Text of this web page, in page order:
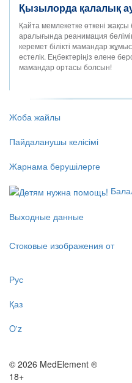
Қызылорда қалалық
Қайта мемлекетке өткені
аралығында реанимация
керемет білікті мамандар
естелік. Еңбектеріңіз елене
мамандар ортасы болсын!
Жоба жайлы
Пайдаланушы келісімі
Жарнама берушілерге
Выходные данные
Стоковые изображения от
Рус
Қаз
O'z
© 2026 MedElement ®
18+